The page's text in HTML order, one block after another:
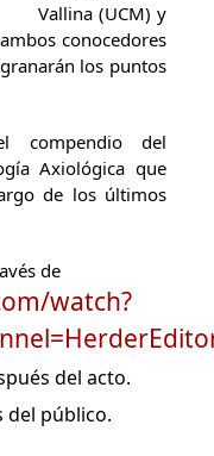
Vallina (UCM) y
conocedores
los puntos
compendio del
Axiológica que
de los últimos
de
watch?
del acto.
del público.